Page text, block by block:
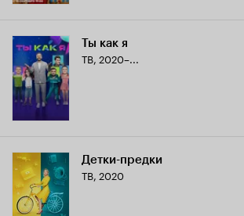
Ты как я
ТВ, 2020–...
Детки-предки
ТВ, 2020